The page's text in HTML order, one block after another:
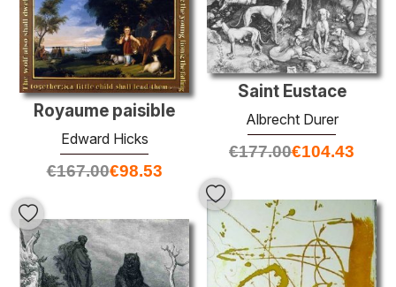
Saint Eustace
Albrecht Durer
€177.00€104.43
Royaume paisible
Edward Hicks
€167.00€98.53